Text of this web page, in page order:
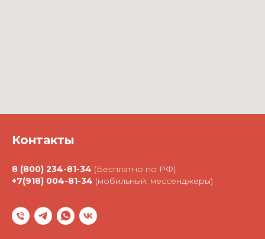
Контакты
8 (800) 234-81-34 (Бесплатно по РФ)
+7(918) 004-81-34 (мобильный, мессенджеры)